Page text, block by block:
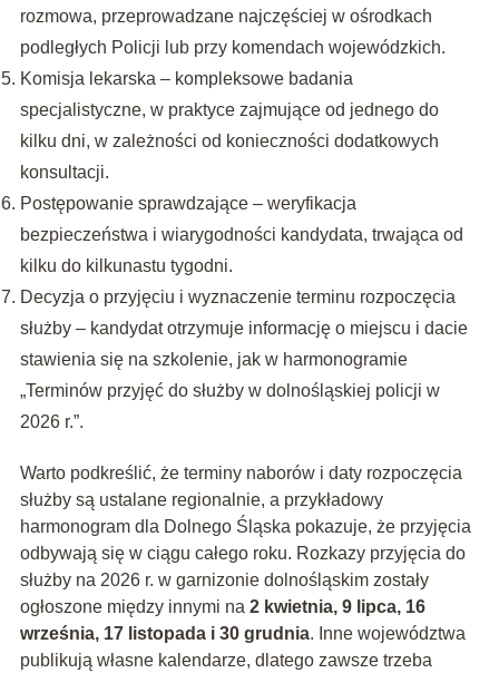
rozmowa, przeprowadzane najczęściej w ośrodkach
podległych Policji lub przy komendach wojewódzkich.
Komisja lekarska – kompleksowe badania
specjalistyczne, w praktyce zajmujące od jednego do
kilku dni, w zależności od konieczności dodatkowych
konsultacji.
Postępowanie sprawdzające – weryfikacja
bezpieczeństwa i wiarygodności kandydata, trwająca od
kilku do kilkunastu tygodni.
Decyzja o przyjęciu i wyznaczenie terminu rozpoczęcia
służby – kandydat otrzymuje informację o miejscu i dacie
stawienia się na szkolenie, jak w harmonogramie
„Terminów przyjęć do służby w dolnośląskiej policji w
2026 r.”.
Warto podkreślić, że terminy naborów i daty rozpoczęcia
służby są ustalane regionalnie, a przykładowy
harmonogram dla Dolnego Śląska pokazuje, że przyjęcia
odbywają się w ciągu całego roku. Rozkazy przyjęcia do
służby na 2026 r. w garnizonie dolnośląskim zostały
ogłoszone między innymi na 2 kwietnia, 9 lipca, 16
września, 17 listopada i 30 grudnia. Inne województwa
publikują własne kalendarze, dlatego zawsze trzeba